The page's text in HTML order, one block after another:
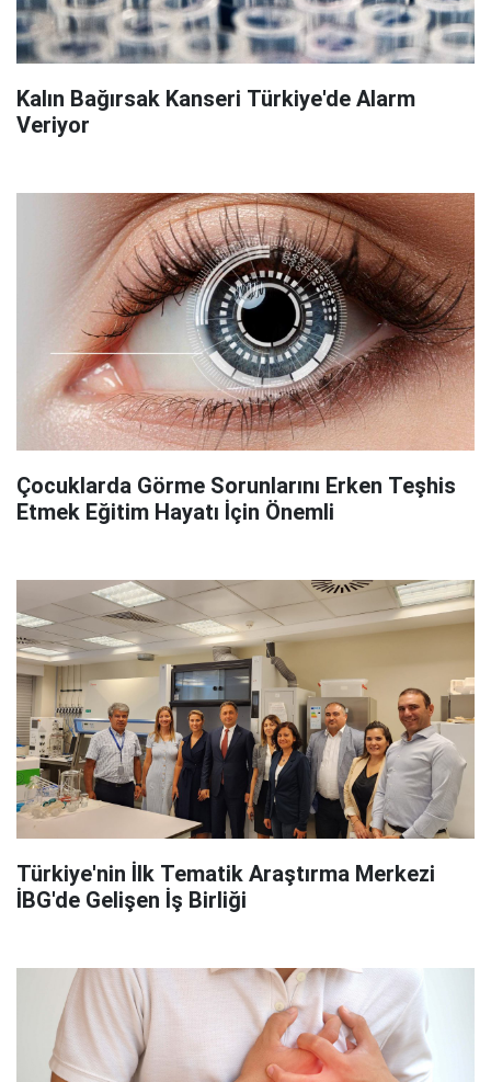
Kalın Bağırsak Kanseri Türkiye'de Alarm
Veriyor
Çocuklarda Görme Sorunlarını Erken Teşhis
Etmek Eğitim Hayatı İçin Önemli
Türkiye'nin İlk Tematik Araştırma Merkezi
İBG'de Gelişen İş Birliği